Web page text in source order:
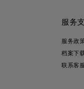
服务
服务政
档案下
联系客